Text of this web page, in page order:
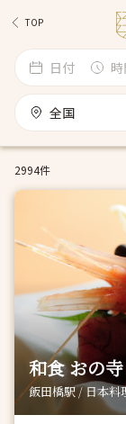
TOP
日付
全国
2994件
和食 おの寺
飯田橋駅 / 日本料